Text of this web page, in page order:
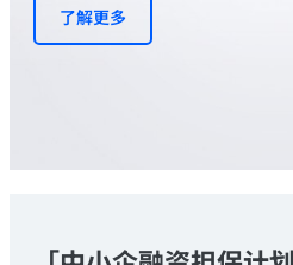
了解更多